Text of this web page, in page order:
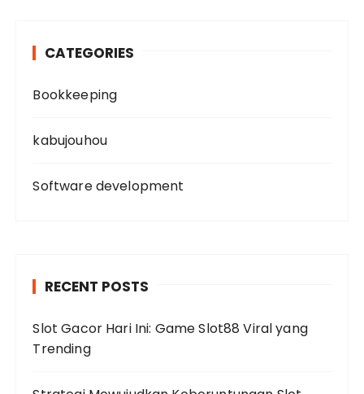
CATEGORIES
Bookkeeping
kabujouhou
Software development
RECENT POSTS
Slot Gacor Hari Ini: Game Slot88 Viral yang
Trending